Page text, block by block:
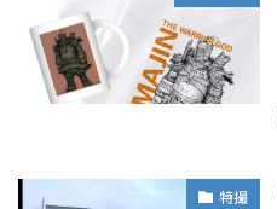
特撮